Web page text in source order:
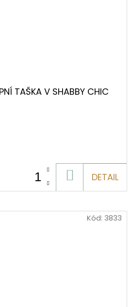
TAŠKA V SHABBY CHIC
KOŠÍKU
DETAIL
Kód: 3833